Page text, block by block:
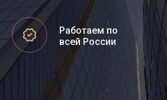
Работаем по
всей России